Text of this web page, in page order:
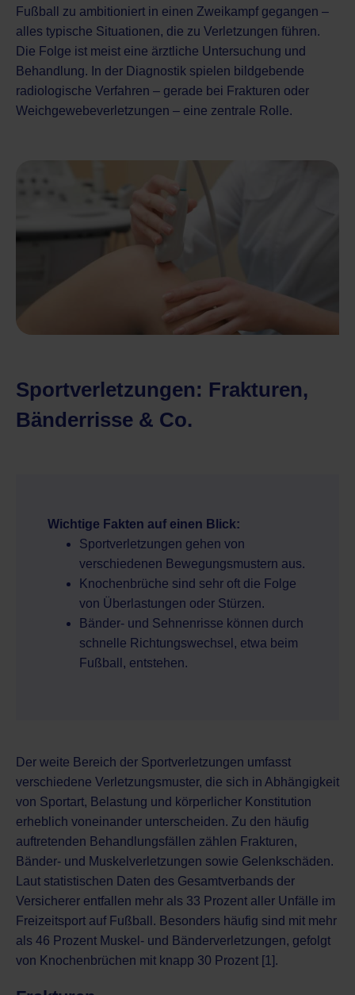
Fußball zu ambitioniert in einen Zweikampf gegangen –
alles typische Situationen, die zu Verletzungen führen.
Die Folge ist meist eine ärztliche Untersuchung und
Behandlung. In der Diagnostik spielen bildgebende
radiologische Verfahren – gerade bei Frakturen oder
Weichgewebeverletzungen – eine zentrale Rolle.
Sportverletzungen: Frakturen,
Bänderrisse & Co.
Wichtige Fakten auf einen Blick:
Sportverletzungen gehen von
verschiedenen Bewegungsmustern aus.
Knochenbrüche sind sehr oft die Folge
von Überlastungen oder Stürzen.
Bänder- und Sehnenrisse können durch
schnelle Richtungswechsel, etwa beim
Fußball, entstehen.
Der weite Bereich der Sportverletzungen umfasst
verschiedene Verletzungsmuster, die sich in Abhängigkeit
von Sportart, Belastung und körperlicher Konstitution
erheblich voneinander unterscheiden. Zu den häufig
auftretenden Behandlungsfällen zählen Frakturen,
Bänder- und Muskelverletzungen sowie Gelenkschäden.
Laut statistischen Daten des Gesamtverbands der
Versicherer entfallen mehr als 33 Prozent aller Unfälle im
Freizeitsport auf Fußball. Besonders häufig sind mit mehr
als 46 Prozent Muskel- und Bänderverletzungen, gefolgt
von Knochenbrüchen mit knapp 30 Prozent [1].